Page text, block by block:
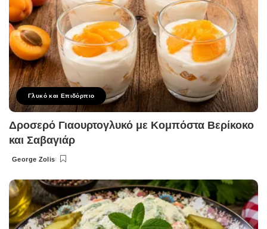
Γλυκό και Επιδόρπιο
Δροσερό Γιαουρτογλυκό με Κομπόστα Βερίκοκο
και Σαβαγιάρ
Posted
George Zolis